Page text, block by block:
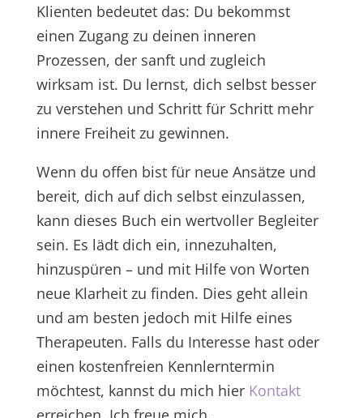
Klienten bedeutet das: Du bekommst
einen Zugang zu deinen inneren
Prozessen, der sanft und zugleich
wirksam ist. Du lernst, dich selbst besser
zu verstehen und Schritt für Schritt mehr
innere Freiheit zu gewinnen.
Wenn du offen bist für neue Ansätze und
bereit, dich auf dich selbst einzulassen,
kann dieses Buch ein wertvoller Begleiter
sein. Es lädt dich ein, innezuhalten,
hinzuspüren – und mit Hilfe von Worten
neue Klarheit zu finden. Dies geht allein
und am besten jedoch mit Hilfe eines
Therapeuten. Falls du Interesse hast oder
einen kostenfreien Kennlerntermin
möchtest, kannst du mich hier Kontakt